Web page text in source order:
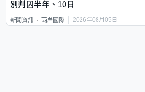
別判囚半年、10日
新聞資訊 兩岸國際 2026年08月05日